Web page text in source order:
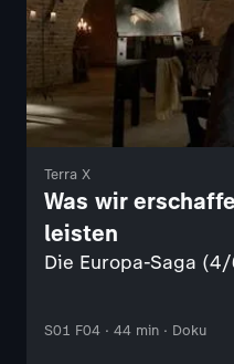
Terra X
Was wir
leisten
Die Europa-Saga
S01 F04 · 44 min · Doku